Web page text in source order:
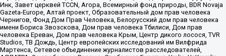
Инк, Завет церквей TCCN, Агора, Всемирный фонд природы, BDR Novaja
Gazeta-Europe, Алтай проект, Образовательный дом прав человека
Чернигов, Фонд Дом Прав Человека, Белорусский дом прав человека
имени Бориса Звозскова, Дом прав человека Тбилиси, Дом прав
человека Ереван, Дом прав человека Крым, Центр дикого лосося, TVR
Studios, ТВ Дождь, Центр европейских исследований им Вилфрида
Мартенса, Сетевое объединение журналистов расследователей,